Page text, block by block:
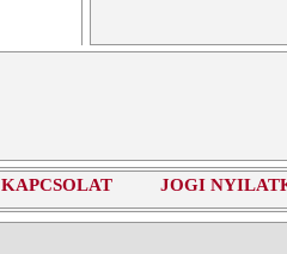
KAPCSOLAT JOGI